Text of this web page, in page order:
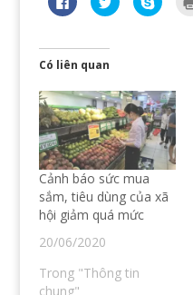
h
à
o
i
a
s
ẻ
t
r
ê
n
F
a
c
e
o
o
(
O
ấ
s
ẻ
t
r
ê
n
T
w
i
t
t
e
e
n
l
a
r
e
o
n
y
e
(
Có liên quan
Cảnh báo sức mua
sắm, tiêu dùng của xã
hội giảm quá mức
20/06/2020
Trong "Thông tin
chung"